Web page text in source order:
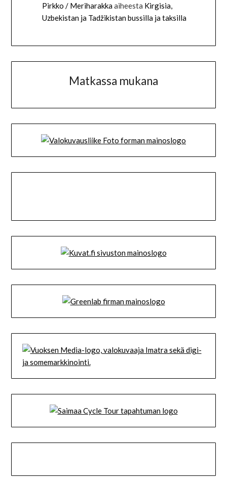
Pirkko / Meriharakkaaiheesta Kirgisia,
Uzbekistan ja Tadžikistan bussilla ja taksilla
Matkassa mukana